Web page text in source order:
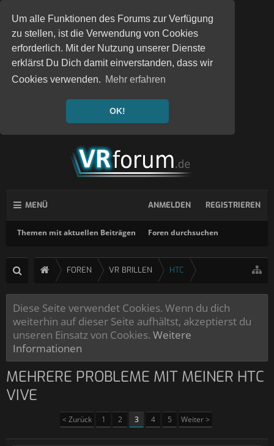
Um alle Funktionen des Forums zur Verfügung
zu stellen, ist die Verwendung von Cookies
erforderlich. Mit der Nutzung unserer Dienste
erklärst Du Dich damit einverstanden, dass wir
Cookies verwenden. Mehr erfahren
OK!
MENÜ
Themen mit aktuellen Beiträgen Foren durchsuchen
ANMELDEN REGISTRIEREN
FOREN VR BRILLEN HTC
Diese Seite verwendet Cookies. Wenn du dich
weiterhin auf dieser Seite aufhältst, akzeptierst du
unseren Einsatz von Cookies. Weitere
Informationen
MEHRERE PROBLEME MIT MEINER HTC
VIVE
< Zurück 1 2 3 4 5 Weiter >